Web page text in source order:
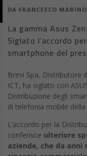
DA FRANCESCO MARINO
La gamma Asus
Siglato l’accordo
smartphone del
Brevi Spa, Distributore
ICT, ha siglato con
Distribuzione degli
di telefonia mobile
L’accordo per la
conferisce ulteriore
aziende, che da